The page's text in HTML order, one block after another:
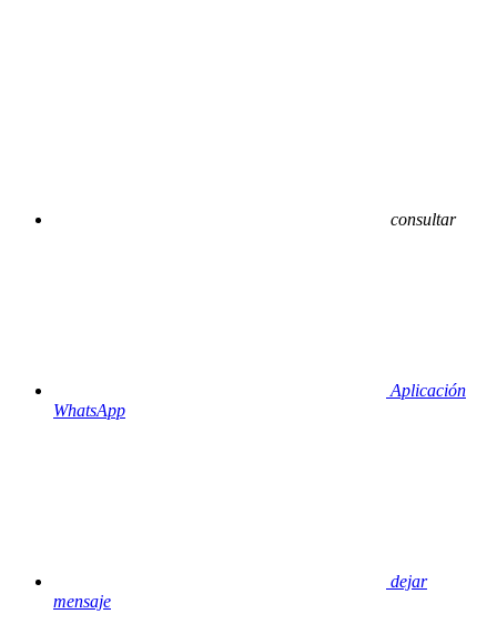
consultar
Aplicación
WhatsApp
dejar
mensaje